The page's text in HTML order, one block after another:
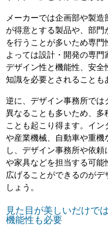
メーカーでは企画部や製
が得意とする製品や、部門
を行うことが多いため専
よっては設計・開発の専門
デザイン性と機能性、安全
知識を必要とされることも
逆に、デザイン事務所では
異なることも多いため、多
ことも起こり得ます。イ
や産業機械、自動車や重機
し、デザイン事務所や依
や家具などを担当する可能
広げることができるのが
しょう。
見た目が美しいだけで
機能性も必要